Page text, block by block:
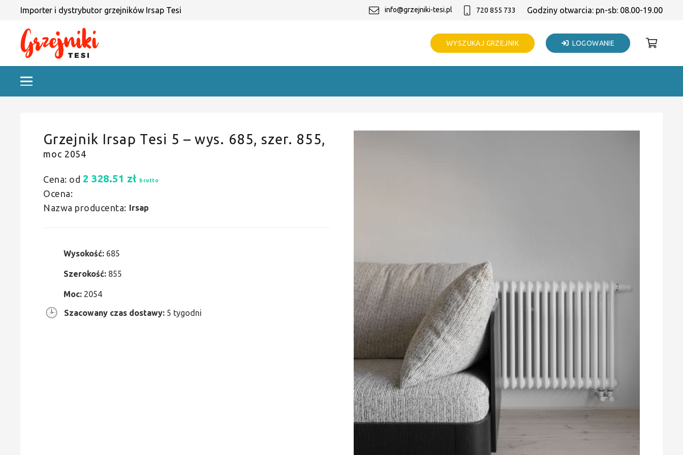
Importer i dystrybutor grzejników Irsap Tesi info@grzejniki-tesi.pl 720 855 733 Godziny otwarcia: pn-sb: 08.00-19.00
WYSZUKAJ GRZEJNIK LOGOWANIE
Grzejnik Irsap Tesi 5 – wys. 685, szer. 855,
moc 2054
Cena: od 2 328.51 zł brutto
Ocena:
Nazwa producenta: Irsap
Wysokość: 685
Szerokość: 855
Moc: 2054
Szacowany czas dostawy: 5 tygodni